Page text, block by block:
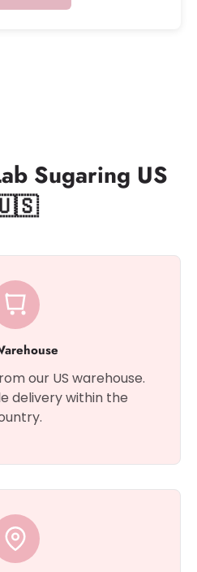
Sugaring US
our US warehouse.
delivery within the